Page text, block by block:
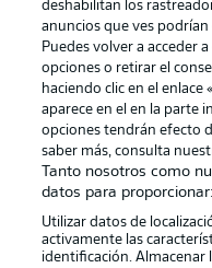
Gestionar las
Canales
Jugadores
Sello Editorial
deshabilitan los
anuncios que ves
Puedes volver a acceder
opciones o retirar el
haciendo clic en el enlace
aparece en el en la parte
opciones tendrán efecto
saber más, consulta
Tanto nosotros como
datos para proporcionar:
Utilizar datos de
activamente las
identificación.